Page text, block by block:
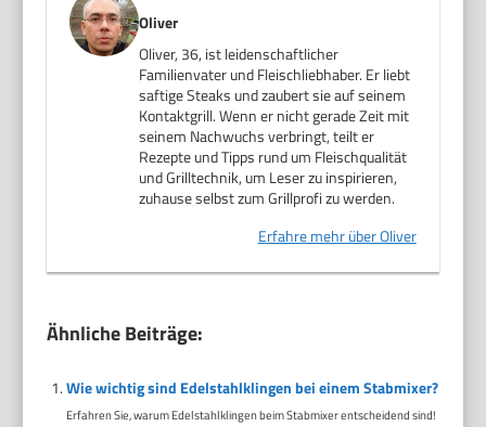
Oliver
Oliver, 36, ist leidenschaftlicher
Familienvater und Fleischliebhaber. Er liebt
saftige Steaks und zaubert sie auf seinem
Kontaktgrill. Wenn er nicht gerade Zeit mit
seinem Nachwuchs verbringt, teilt er
Rezepte und Tipps rund um Fleischqualität
und Grilltechnik, um Leser zu inspirieren,
zuhause selbst zum Grillprofi zu werden.
Erfahre mehr über Oliver
Ähnliche Beiträge:
Wie wichtig sind Edelstahlklingen bei einem Stabmixer?
Erfahren Sie, warum Edelstahlklingen beim Stabmixer entscheidend sind!